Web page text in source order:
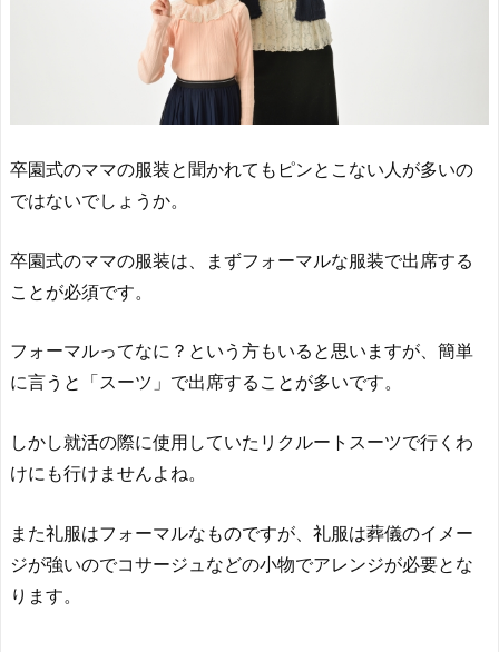
卒園式のママの服装と聞かれてもピンとこない人が多いの
ではないでしょうか。
卒園式のママの服装は、まずフォーマルな服装で出席する
ことが必須です。
フォーマルってなに？という方もいると思いますが、簡単
に言うと「スーツ」で出席することが多いです。
しかし就活の際に使用していたリクルートスーツで行くわ
けにも行けませんよね。
また礼服はフォーマルなものですが、礼服は葬儀のイメー
ジが強いのでコサージュなどの小物でアレンジが必要とな
ります。